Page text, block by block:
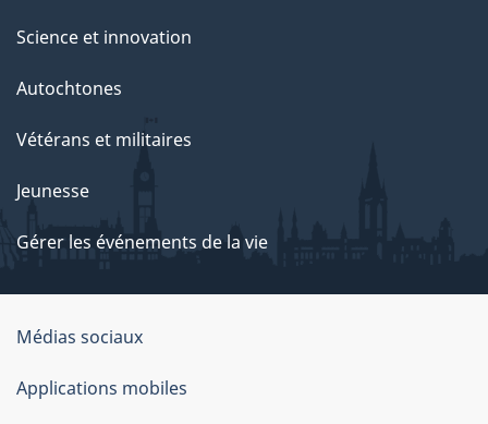
Science et innovation
Autochtones
Vétérans et militaires
Jeunesse
Gérer les événements de la vie
Organisation
du
gouvernement
Médias sociaux
Applications mobiles